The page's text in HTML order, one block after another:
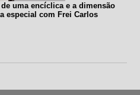
uma encíclica e a dimensão
especial com Frei Carlos